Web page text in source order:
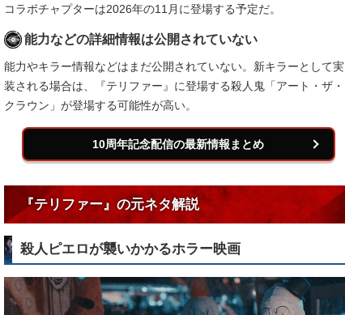
コラボチャプターは2026年の11月に登場する予定だ。
能力などの詳細情報は公開されていない
能力やキラー情報などはまだ公開されていない。新キラーとして実
装される場合は、『テリファー』に登場する殺人鬼「アート・ザ・
クラウン」が登場する可能性が高い。
10周年記念配信の最新情報まとめ
『テリファー』の元ネタ解説
殺人ピエロが襲いかかるホラー映画